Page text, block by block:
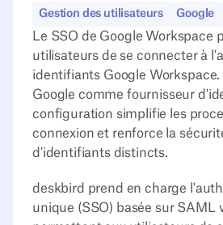
Gestion des utilisateurs Google
Le SSO de Google Workspace
utilisateurs de se connecter à
identifiants Google
Google comme fournisseur
configuration simplifie les
connexion et renforce la
d'identifiants distincts.
deskbird prend en charge
unique (SSO) basée sur SAML